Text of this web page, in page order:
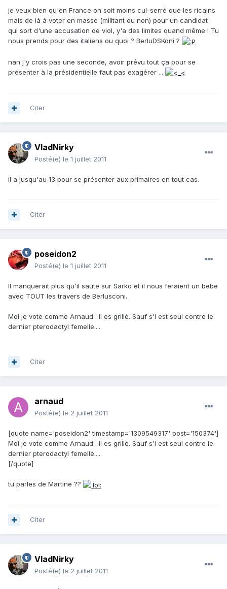
je veux bien qu'en France on soit moins cul-serré que les ricains
mais de là à voter en masse (militant ou non) pour un candidat
qui sort d'une accusation de viol, y'a des limites quand même ! Tu
nous prends pour des italiens ou quoi ? BerluDSKoni ?
nan j'y crois pas une seconde, avoir prévu tout ça pour se
présenter à la présidentielle faut pas exagérer ...
Citer
VladNirky
Posté(e) le 1 juillet 2011
il a jusqu'au 13 pour se présenter aux primaires en tout cas.
Citer
poseidon2
Posté(e) le 1 juillet 2011
Il manquerait plus qu'il saute sur Sarko et il nous feraient un bebe
avec TOUT les travers de Berlusconi.
Moi je vote comme Arnaud : il es grillé. Sauf s'i est seul contre le
dernier pterodactyl femelle.....
Citer
arnaud
Posté(e) le 2 juillet 2011
[quote name='poseidon2' timestamp='1309549317' post='150374']
Moi je vote comme Arnaud : il es grillé. Sauf s'i est seul contre le
dernier pterodactyl femelle.....
[/quote]
tu parles de Martine ??
Citer
VladNirky
Posté(e) le 2 juillet 2011